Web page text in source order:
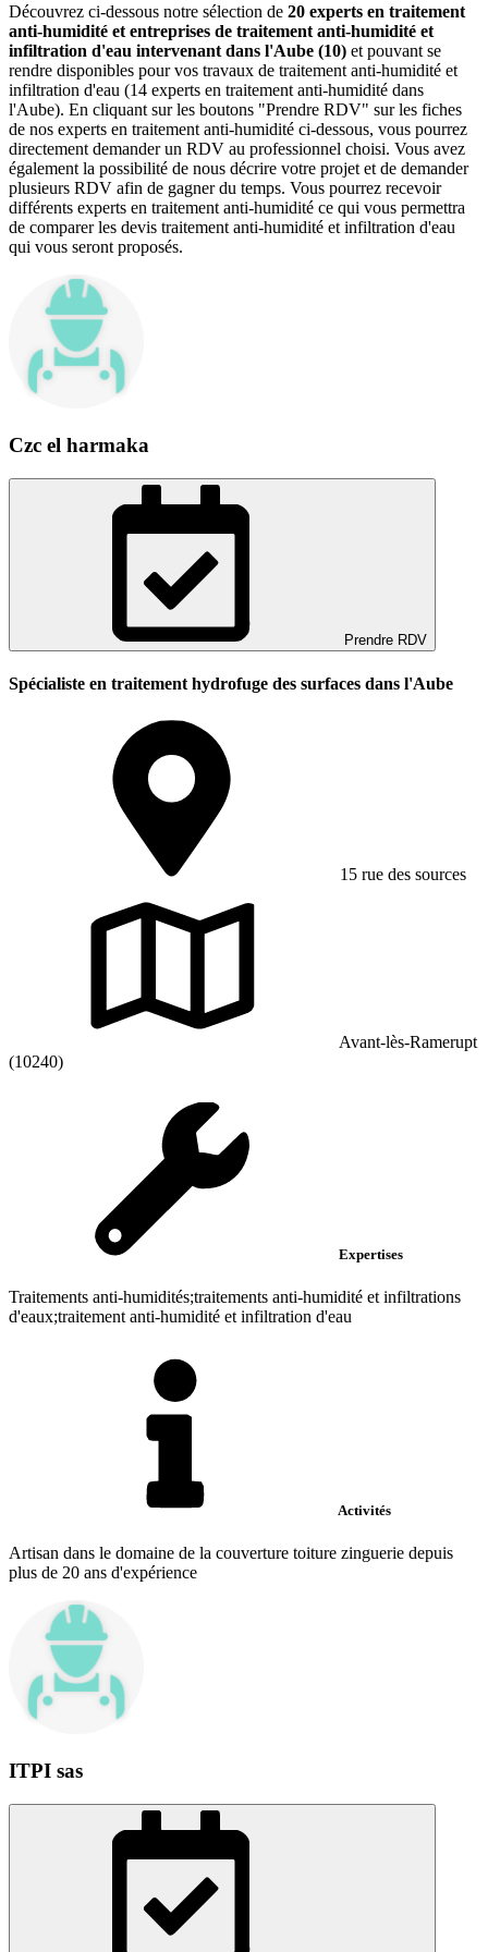
Découvrez ci-dessous notre sélection de 20 experts en traitement
anti-humidité et entreprises de traitement anti-humidité et
infiltration d'eau intervenant dans l'Aube (10) et pouvant se
rendre disponibles pour vos travaux de traitement anti-humidité et
infiltration d'eau (14 experts en traitement anti-humidité dans
l'Aube). En cliquant sur les boutons "Prendre RDV" sur les fiches
de nos experts en traitement anti-humidité ci-dessous, vous pourrez
directement demander un RDV au professionnel choisi. Vous avez
également la possibilité de nous décrire votre projet et de demander
plusieurs RDV afin de gagner du temps. Vous pourrez recevoir
différents experts en traitement anti-humidité ce qui vous permettra
de comparer les devis traitement anti-humidité et infiltration d'eau
qui vous seront proposés.
Czc el harmaka
Prendre RDV
Spécialiste en traitement hydrofuge des surfaces dans l'Aube
15 rue des sources
Avant-lès-Ramerupt
(10240)
Expertises
Traitements anti-humidités;traitements anti-humidité et infiltrations
d'eaux;traitement anti-humidité et infiltration d'eau
Activités
Artisan dans le domaine de la couverture toiture zinguerie depuis
plus de 20 ans d'expérience
ITPI sas